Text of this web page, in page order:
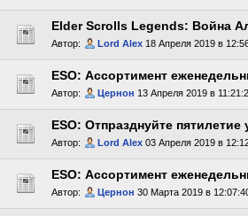
Elder Scrolls Legends: Война
Автор: Lord Alex 18 Апреля 2019 в
ESO: Ассортимент
Автор: Цернон 13 Апреля 2019 в
ESO: Отпразднуйте
Автор: Lord Alex 03 Апреля 2019 в
ESO: Ассортимент
Автор: Цернон 30 Марта 2019 в